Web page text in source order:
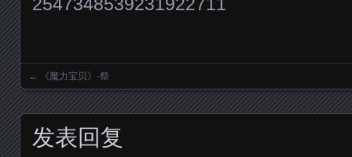
Posts navigation
← 《魔力宝贝》·祭
发表回复